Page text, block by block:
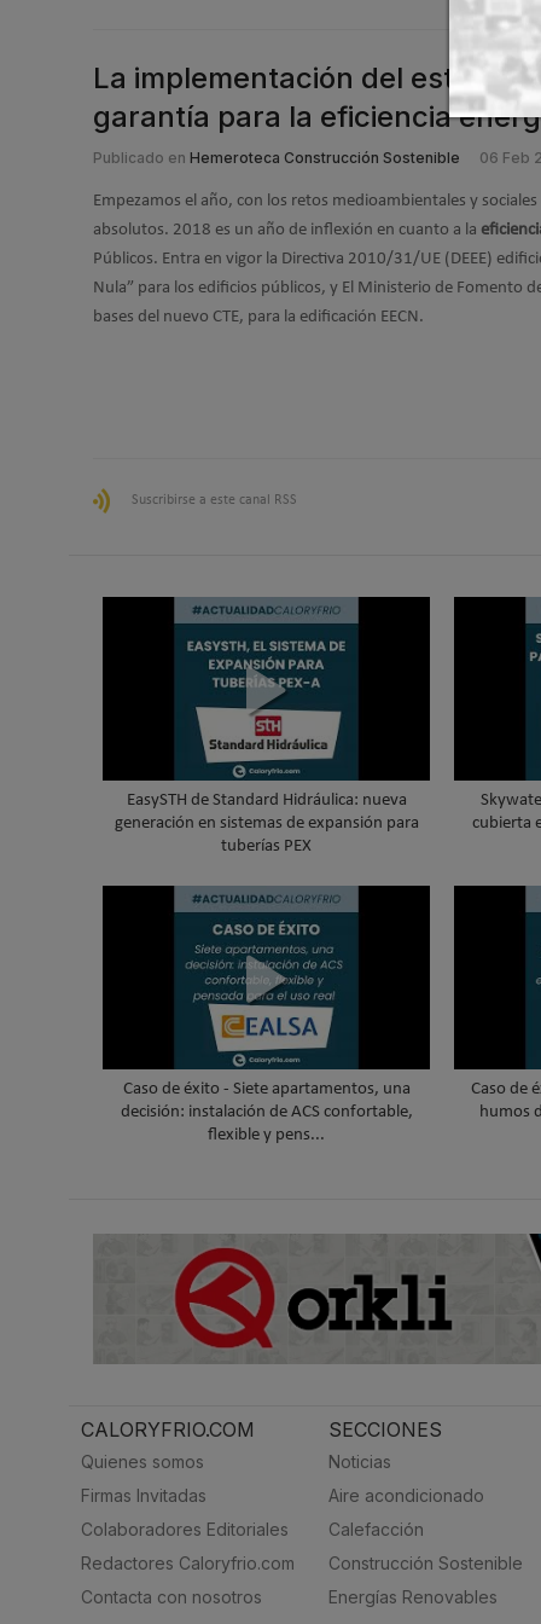
La implementación del
garantía para la eficiencia
Publicado en Hemeroteca Construcción Sostenible 06 Feb
Empezamos el año, con los retos medioambientales y
absolutos. 2018 es un año de inflexión en cuanto a la
Públicos. Entra en vigor la Directiva 2010/31/UE (DEEE)
Nula” para los edificios públicos, y El Ministerio de Fomento
bases del nuevo CTE, para la edificación EECN.
Suscribirse a este canal RSS
EasySTH de Standard Hidráulica: nueva
generación en sistemas de expansión para
tuberías PEX
cubierta
Caso de éxito - Siete apartamentos, una
decisión: instalación de ACS confortable,
flexible y pens...
Caso de
humos
CALORYFRIO.COM
Quienes somos
Firmas Invitadas
Colaboradores Editoriales
Redactores Caloryfrio.com
Contacta con nosotros
SECCIONES
Noticias
Aire acondicionado
Calefacción
Construcción Sostenible
Energías Renovables